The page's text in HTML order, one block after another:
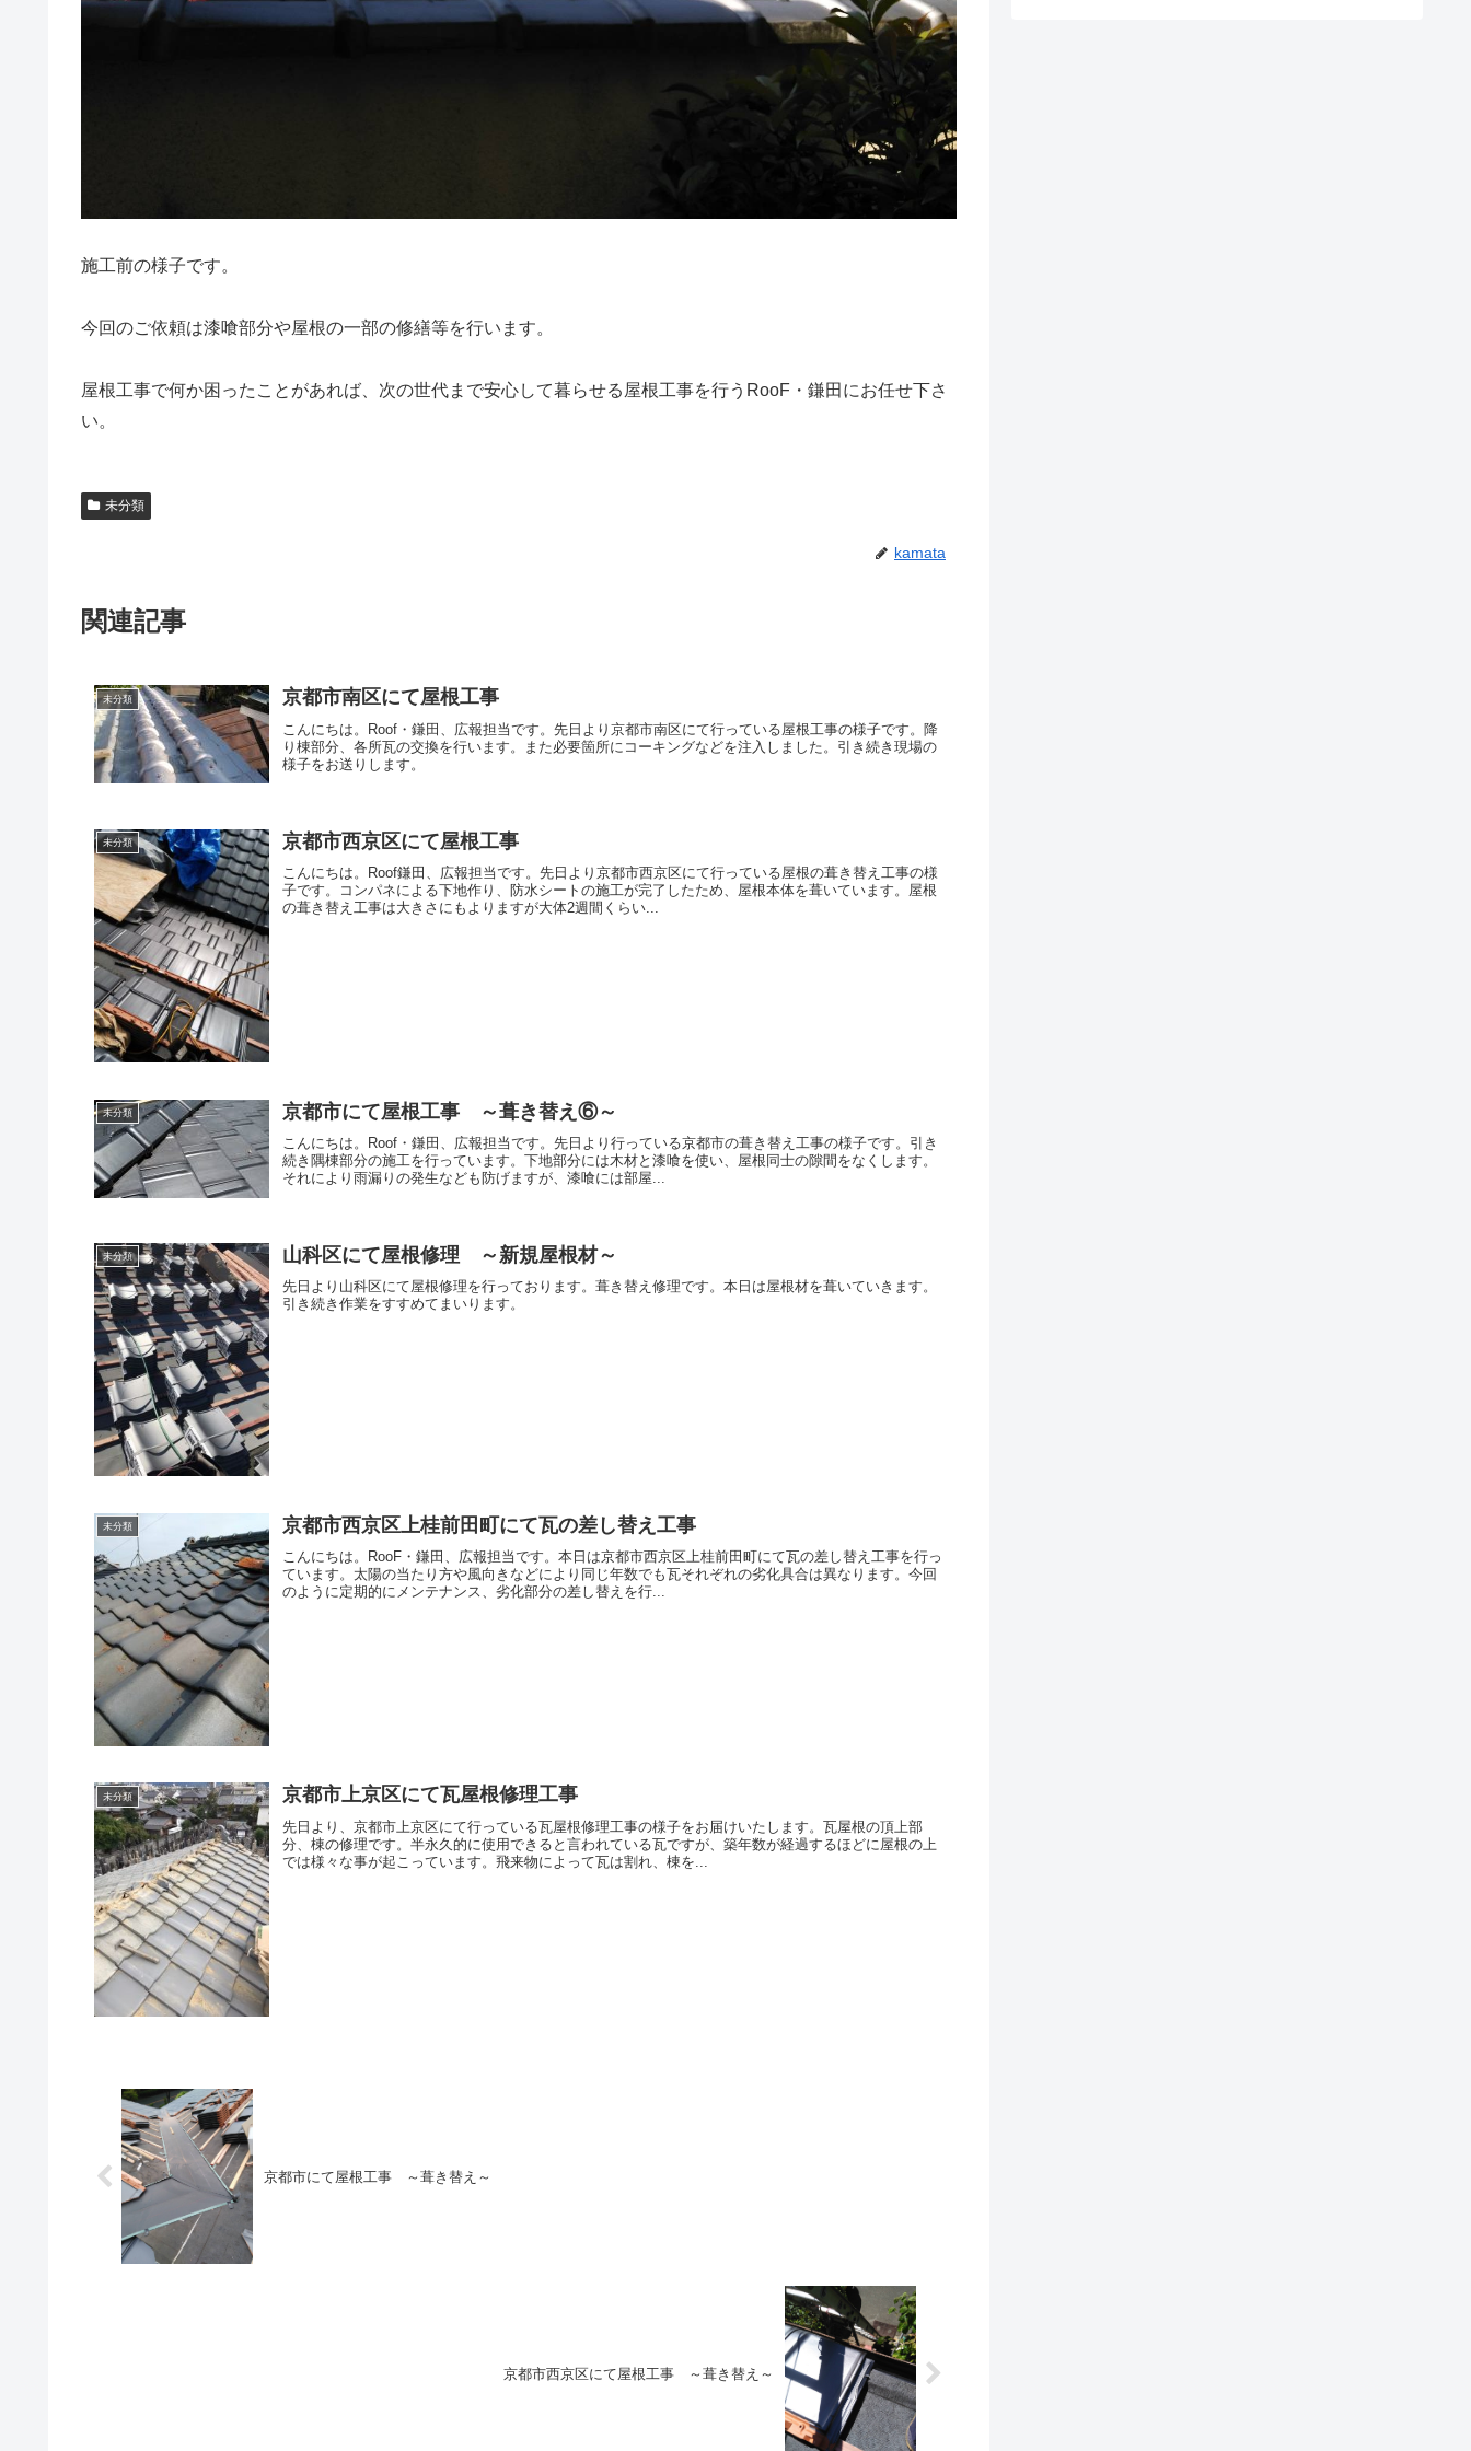
施工前の様子です。
今回のご依頼は漆喰部分や屋根の一部の修繕等を行います。
屋根工事で何か困ったことがあれば、次の世代まで安心して暮らせる屋根工事を行うRooF・鎌田にお任せ下さ
い。
未分類
kamata
関連記事
未分類 京都市南区にて屋根工事
こんにちは。Roof・鎌田、広報担当です。先日より京都市南区にて行っている屋根工事の様子です。降
り棟部分、各所瓦の交換を行います。また必要箇所にコーキングなどを注入しました。引き続き現場の
様子をお送りします。
未分類 京都市西京区にて屋根工事
こんにちは。Roof鎌田、広報担当です。先日より京都市西京区にて行っている屋根の葺き替え工事の様
子です。コンパネによる下地作り、防水シートの施工が完了したため、屋根本体を葺いています。屋根
の葺き替え工事は大きさにもよりますが大体2週間くらい...
未分類 京都市にて屋根工事 ～葺き替え⑥～
こんにちは。Roof・鎌田、広報担当です。先日より行っている京都市の葺き替え工事の様子です。引き
続き隅棟部分の施工を行っています。下地部分には木材と漆喰を使い、屋根同士の隙間をなくします。
それにより雨漏りの発生なども防げますが、漆喰には部屋...
未分類 山科区にて屋根修理 ～新規屋根材～
先日より山科区にて屋根修理を行っております。葺き替え修理です。本日は屋根材を葺いていきます。
引き続き作業をすすめてまいります。
未分類 京都市西京区上桂前田町にて瓦の差し替え工事
こんにちは。RooF・鎌田、広報担当です。本日は京都市西京区上桂前田町にて瓦の差し替え工事を行っ
ています。太陽の当たり方や風向きなどにより同じ年数でも瓦それぞれの劣化具合は異なります。今回
のように定期的にメンテナンス、劣化部分の差し替えを行...
未分類 京都市上京区にて瓦屋根修理工事
先日より、京都市上京区にて行っている瓦屋根修理工事の様子をお届けいたします。瓦屋根の頂上部
分、棟の修理です。半永久的に使用できると言われている瓦ですが、築年数が経過するほどに屋根の上
では様々な事が起こっています。飛来物によって瓦は割れ、棟を...
京都市にて屋根工事 ～葺き替え～
京都市西京区にて屋根工事 ～葺き替え～